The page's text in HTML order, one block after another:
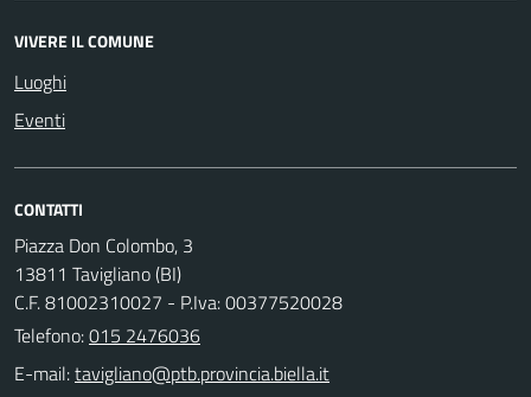
VIVERE IL COMUNE
Luoghi
Eventi
CONTATTI
Piazza Don Colombo, 3
13811 Tavigliano (BI)
C.F. 81002310027 - P.Iva: 00377520028
Telefono:015 2476036
E-mail: